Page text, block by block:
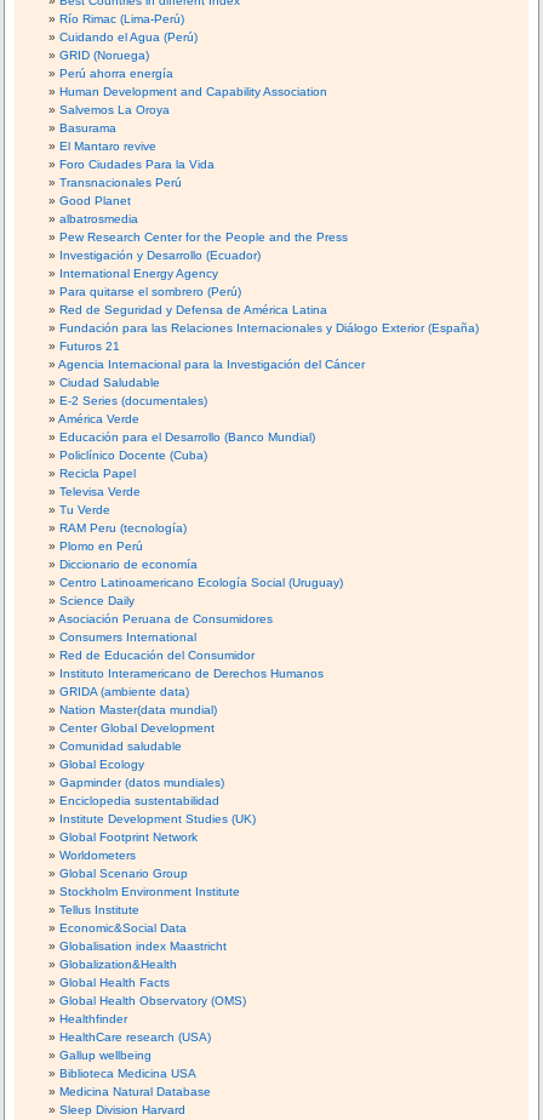
Río Rimac (Lima-Perú)
Cuidando el Agua (Perú)
GRID (Noruega)
Perú ahorra energía
Human Development and Capability Association
Salvemos La Oroya
Basurama
El Mantaro revive
Foro Ciudades Para la Vida
Transnacionales Perú
Good Planet
albatrosmedia
Pew Research Center for the People and the Press
Investigación y Desarrollo (Ecuador)
International Energy Agency
Para quitarse el sombrero (Perú)
Red de Seguridad y Defensa de América Latina
Fundación para las Relaciones Internacionales y Diálogo Exterior (España)
Futuros 21
Agencia Internacional para la Investigación del Cáncer
Ciudad Saludable
E-2 Series (documentales)
América Verde
Educación para el Desarrollo (Banco Mundial)
Policlínico Docente (Cuba)
Recicla Papel
Televisa Verde
Tu Verde
RAM Peru (tecnología)
Plomo en Perú
Diccionario de economía
Centro Latinoamericano Ecología Social (Uruguay)
Science Daily
Asociación Peruana de Consumidores
Consumers International
Red de Educación del Consumidor
Instituto Interamericano de Derechos Humanos
GRIDA (ambiente data)
Nation Master(data mundial)
Center Global Development
Comunidad saludable
Global Ecology
Gapminder (datos mundiales)
Enciclopedia sustentabilidad
Institute Development Studies (UK)
Global Footprint Network
Worldometers
Global Scenario Group
Stockholm Environment Institute
Tellus Institute
Economic&Social Data
Globalisation index Maastricht
Globalization&Health
Global Health Facts
Global Health Observatory (OMS)
Healthfinder
HealthCare research (USA)
Gallup wellbeing
Biblioteca Medicina USA
Medicina Natural Database
Sleep Division Harvard